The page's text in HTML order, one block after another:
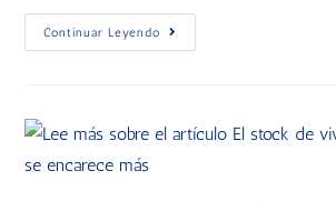
Continuar Leyendo